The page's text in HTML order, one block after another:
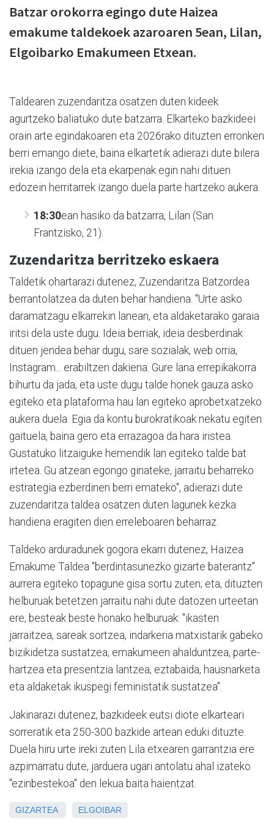
Batzar orokorra egingo dute Haizea
emakume taldekoek azaroaren 5ean, Lilan,
Elgoibarko Emakumeen Etxean.
Taldearen zuzendaritza osatzen duten kideek
agurtzeko baliatuko dute batzarra. Elkarteko bazkideei
orain arte egindakoaren eta 2026rako dituzten erronken
berri emango diete, baina elkartetik adierazi dute bilera
irekia izango dela eta ekarpenak egin nahi dituen
edozein herritarrek izango duela parte hartzeko aukera.
18:30ean hasiko da batzarra, Lilan (San
Frantzisko, 21).
Zuzendaritza berritzeko eskaera
Taldetik ohartarazi dutenez, Zuzendaritza Batzordea
berrantolatzea da duten behar handiena. "Urte asko
daramatzagu elkarrekin lanean, eta aldaketarako garaia
iritsi dela uste dugu. Ideia berriak, ideia desberdinak
dituen jendea behar dugu, sare sozialak, web orria,
Instagram... erabiltzen dakiena. Gure lana errepikakorra
bihurtu da jada, eta uste dugu talde honek gauza asko
egiteko eta plataforma hau lan egiteko aprobetxatzeko
aukera duela. Egia da kontu burokratikoak nekatu egiten
gaituela, baina gero eta errazagoa da hara iristea.
Gustatuko litzaiguke hemendik lan egiteko talde bat
irtetea. Gu atzean egongo ginateke, jarraitu beharreko
estrategia ezberdinen berri emateko", adierazi dute
zuzendaritza taldea osatzen duten lagunek kezka
handiena eragiten dien erreleboaren beharraz.
Taldeko arduradunek gogora ekarri dutenez, Haizea
Emakume Taldea "berdintasunezko gizarte baterantz"
aurrera egiteko topagune gisa sortu zuten; eta, dituzten
helburuak betetzen jarraitu nahi dute datozen urteetan
ere, besteak beste honako helburuak: "ikasten
jarraitzea, sareak sortzea, indarkeria matxistarik gabeko
bizikidetza sustatzea, emakumeen ahalduntzea, parte-
hartzea eta presentzia lantzea, eztabaida, hausnarketa
eta aldaketak ikuspegi feministatik sustatzea".
Jakinarazi dutenez, bazkideek eutsi diote elkarteari
sorreratik eta 250-300 bazkide artean eduki dituzte.
Duela hiru urte ireki zuten Lila etxearen garrantzia ere
azpimarratu dute, jarduera ugari antolatu ahal izateko
"ezinbestekoa" den lekua baita haientzat.
GIZARTEA ELGOIBAR